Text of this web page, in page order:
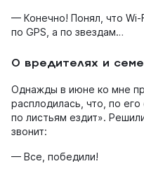
— Конечно! Понял, что Wi-
по GPS, а по звездам…
О вредителях и
Однажды в июне ко мне
расплодилась, что, по
по листьям ездит».
звонит:
— Все, победили!